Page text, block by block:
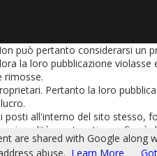
può pertanto considerarsi un
la loro pubblicazione
rimosse.
Pertanto la loro
all'interno del sito stesso,
qualità, contenuti e grafica è
commento o post inserito
are shared with Google
abuse. Learn More